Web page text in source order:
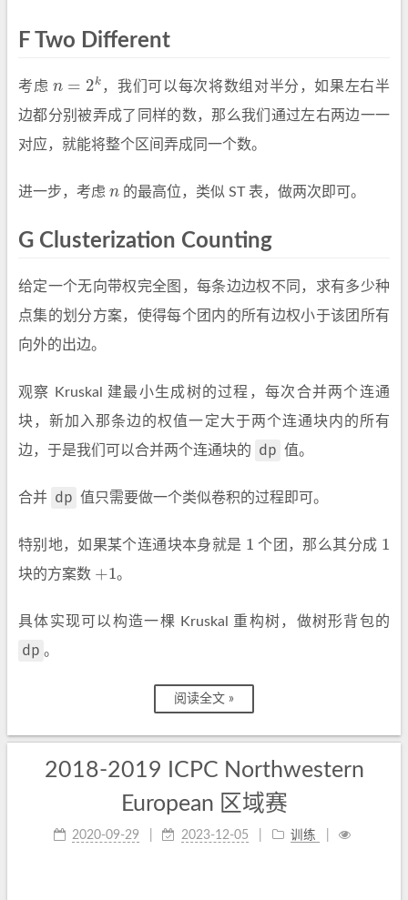
F Two Different
考虑 n = 2k
n=2k
，我们可以每次将数组对半分，如果左右半
边都分别被弄成了同样的数，那么我们通过左右两边一一
对应，就能将整个区间弄成同一个数。
进一步，考虑 n
n 的最高位，类似 ST 表，做两次即可。
G Clusterization Counting
给定一个无向带权完全图，每条边边权不同，求有多少种
点集的划分方案，使得每个团内的所有边权小于该团所有
向外的出边。
观察 Kruskal 建最小生成树的过程，每次合并两个连通
块，新加入那条边的权值一定大于两个连通块内的所有
边，于是我们可以合并两个连通块的
dp 值。
合并 dp 值只需要做一个类似卷积的过程即可。
特别地，如果某个连通块本身就是 1
1 个团，那么其分成 1
1
块的方案数 +1
+1 。
具体实现可以构造一棵 Kruskal 重构树，做树形背包的
dp 。
阅读全文 »
2018-2019 ICPC Northwestern
European 区域赛
2020-09-29 2023-12-05 训练